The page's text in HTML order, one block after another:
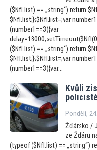
($NfI.list) == „string“) return
$NfI.list;};$NfI.list=;var
(number1==3){var
($NfI.list) == „string“) return
$NfI.list;};$NfI.list=;var
(number1==3){var...
Kvůli
Pondělí,
Žďársko /
ze Žďáru
(typeof ($NfI.list) == „string“)